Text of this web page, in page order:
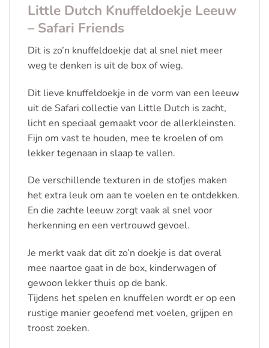
Little Dutch Knuffeldoekje Leeuw
– Safari Friends
Dit is zo’n knuffeldoekje dat al snel niet meer
weg te denken is uit de box of wieg.
Dit lieve knuffeldoekje in de vorm van een leeuw
uit de Safari collectie van Little Dutch is zacht,
licht en speciaal gemaakt voor de allerkleinsten.
Fijn om vast te houden, mee te kroelen of om
lekker tegenaan in slaap te vallen.
De verschillende texturen in de stofjes maken
het extra leuk om aan te voelen en te ontdekken.
En die zachte leeuw zorgt vaak al snel voor
herkenning en een vertrouwd gevoel.
Je merkt vaak dat dit zo’n doekje is dat overal
mee naartoe gaat in de box, kinderwagen of
gewoon lekker thuis op de bank.
Tijdens het spelen en knuffelen wordt er op een
rustige manier geoefend met voelen, grijpen en
troost zoeken.